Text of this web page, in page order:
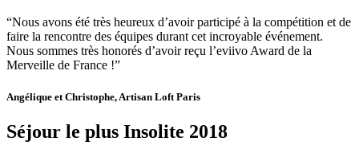
“Nous avons été très heureux d’avoir participé à la compétition et de
faire la rencontre des équipes durant cet incroyable événement.
Nous sommes très honorés d’avoir reçu l’eviivo Award de la
Merveille de France !”
Angélique et Christophe, Artisan Loft Paris
Séjour le plus Insolite 2018